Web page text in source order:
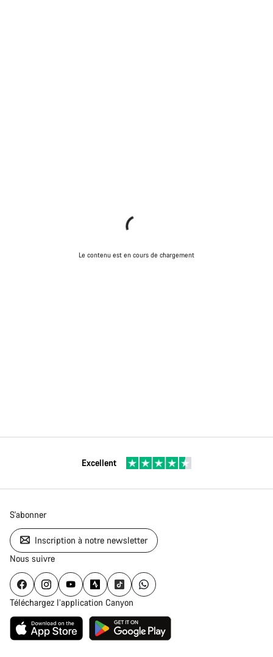
Le contenu est en cours de chargement
Excellent
S'abonner
Inscription à notre newsletter
Nous suivre
Téléchargez l’application Canyon